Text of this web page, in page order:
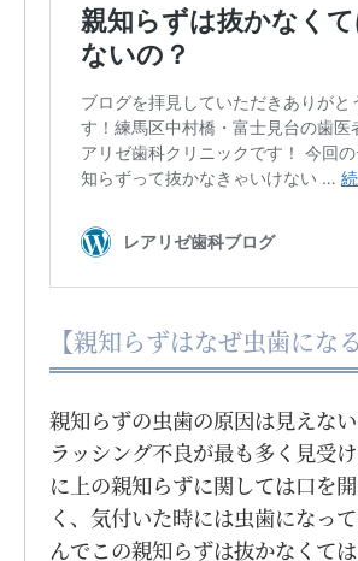
【親知らずはなぜ虫歯にな
親知らずの虫歯の原因は見えな
ラッシング不良が最も多く見受
に上の親知らずに関しては口を
く、気付いた時には虫歯になっ
んでこの親知らずは抜かなくて